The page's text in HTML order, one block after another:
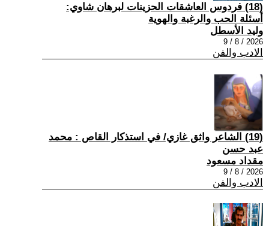
(18) فردوس العاشقات الحزينات لبرهان شاوي:
أسئلة الحب والرغبة والهوية
وليد الأسطل
2026 / 8 / 9
الادب والفن
(19) الشاعر واثق غازي/ في استذكار القاص : محمد
عبد حسن
مقداد مسعود
2026 / 8 / 9
الادب والفن